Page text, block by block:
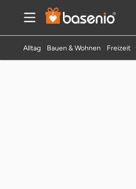
Alltag Bauen & Wohnen Freizeit